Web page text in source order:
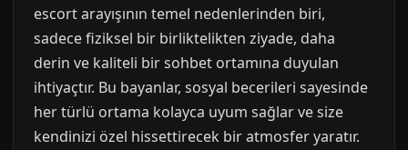
escort arayışının temel nedenlerinden biri,
sadece fiziksel bir birliktelikten ziyade, daha
derin ve kaliteli bir sohbet ortamına duyulan
ihtiyaçtır. Bu bayanlar, sosyal becerileri sayesinde
her türlü ortama kolayca uyum sağlar ve size
kendinizi özel hissettirecek bir atmosfer yaratır.